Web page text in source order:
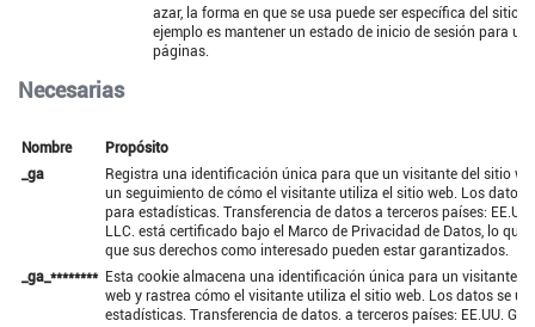
Necesarias
azar, la forma en que se usa puede ser específica del sitio,
ejemplo es mantener un estado de inicio de sesión para un
páginas.
Nombre
Propósito
_ga
Registra una identificación única para que un visitante del sitio
un seguimiento de cómo el visitante utiliza el sitio web. Los datos
para estadísticas. Transferencia de datos a terceros países:
LLC. está certificado bajo el Marco de Privacidad de Datos, lo que
que sus derechos como interesado pueden estar garantizados.
_ga_******** Esta cookie almacena una identificación única para un visitante
web y rastrea cómo el visitante utiliza el sitio web. Los datos se
estadísticas. Transferencia de datos. a terceros países: EE.UU.